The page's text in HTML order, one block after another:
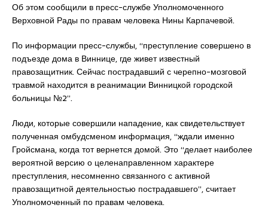
Об этом сообщили в пресс-службе Уполномоченного
Верховной Рады по правам человека Нины Карпачевой.
По информации пресс-службы, “преступление совершено в
подъезде дома в Виннице, где живет известный
правозащитник. Сейчас пострадавший с черепно-мозговой
травмой находится в реанимации Винницкой городской
больницы №2”.
Люди, которые совершили нападение, как свидетельствует
полученная омбудсменом информация, “ждали именно
Гройсмана, когда тот вернется домой. Это “делает наиболее
вероятной версию о целенаправленном характере
преступления, несомненно связанного с активной
правозащитной деятельностью пострадавшего”, считает
Уполномоченный по правам человека.